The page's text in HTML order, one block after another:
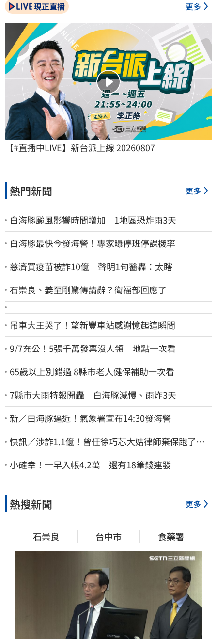
現正直播 更多
【#直播中LIVE】新台派上線 20260807
熱門新聞 更多
白海豚颱風影響時間增加 1地區恐炸雨3天
白海豚最快今發海警！專家曝停班停課機率
慈濟買疫苗被詐10億 聲明1句醫轟：太瞎
石崇良、姜至剛驚傳請辭？衛福部回應了
吊車大王哭了！望新豐車站感謝憶起這瞬間
9/7充公！5張千萬發票沒人領 地點一次看
65歲以上別錯過 8縣市老人健保補助一次看
7縣市大雨特報開轟 白海豚減慢、雨炸3天
新／白海豚逼近！氣象署宣布14:30發海警
快訊／涉詐1.1億！曾任徐巧芯大姑律師棄保跑了…
媽也離境 桃檢發通緝
小確幸！一早入帳4.2萬 還有18筆錢連發
熱搜新聞 更多
石崇良 台中市 食藥署